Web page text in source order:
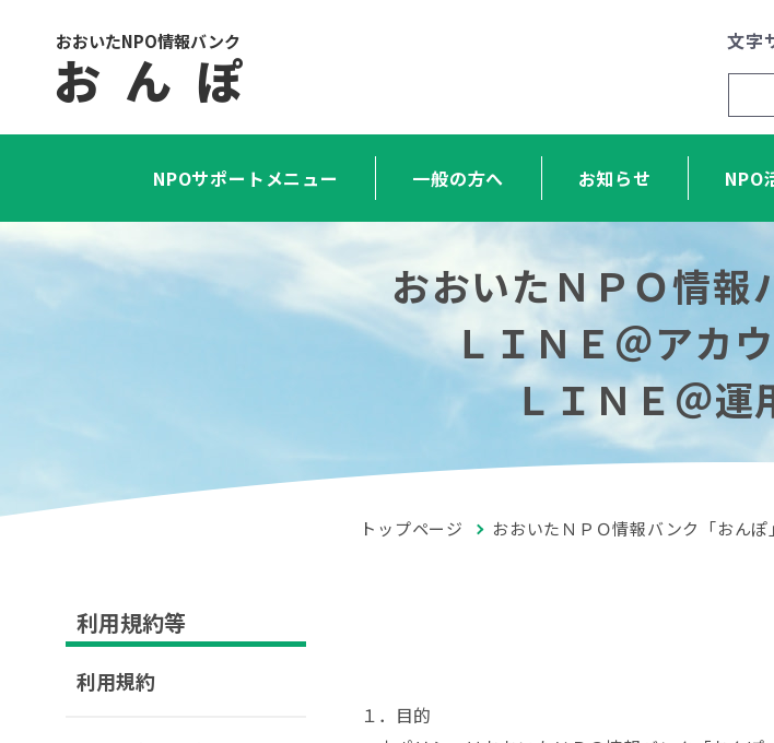
おおいたNPO情報バンク
お ん ぽ
文字
NPOサポートメニュー 一般の方へ お知らせ NPO
おおいたＮＰＯ情報
ＬＩＮＥ＠アカ
ＬＩＮＥ＠運
トップページ おおいたＮＰＯ情報バンク「おん
１．目的
利用規約等
利用規約